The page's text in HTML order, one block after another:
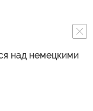
над немецкими